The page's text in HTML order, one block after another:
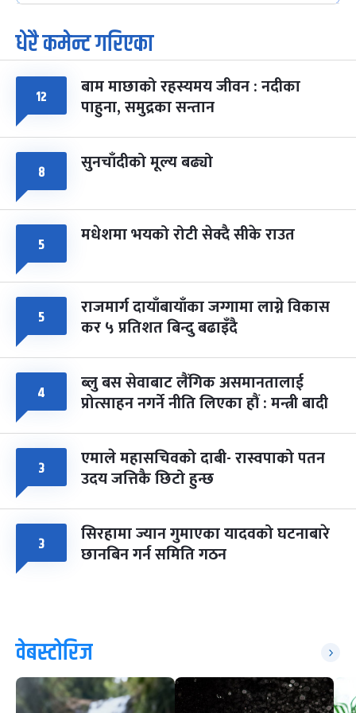
७
आइत
पूर्णिमा व्रत
चैत्र ७, २०८३-Mar 21, 2027
८ फागुपूर्णिमा
चैत्र ८, २०८३-Mar 22, 2027
७ महिना बाँकी
धेरै कमेन्ट गरिएका
१२ बाम माछाको रहस्यमय जीवन : नदीका
पाहुना, समुद्रका सन्तान
८ सुनचाँदीको मूल्य बढ्यो
५ मधेशमा भयको रोटी सेक्दै सीके राउत
५ राजमार्ग दायाँबायाँका जग्गामा लाग्ने विकास
कर ५ प्रतिशत बिन्दु बढाइँदै
४ ब्लु बस सेवाबाट लैंगिक असमानतालाई
प्रोत्साहन नगर्ने नीति लिएका हौं : मन्त्री बादी
३ एमाले महासचिवको दाबी- रास्वपाको पतन
उदय जत्तिकै छिटो हुन्छ
३ सिरहामा ज्यान गुमाएका यादवको घटनाबारे
छानबिन गर्न समिति गठन
वेबस्टोरिज